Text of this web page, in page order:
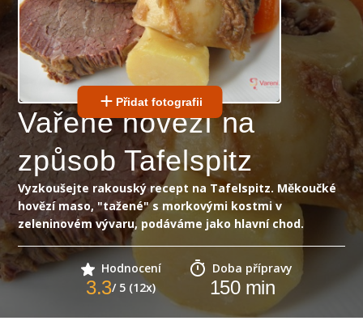
Přidat fotografii
Vařené hovězí na
způsob Tafelspitz
Vyzkoušejte rakouský recept na Tafelspitz. Měkoučké
hovězí maso, "tažené" s morkovými kostmi v
zeleninovém vývaru, podáváme jako hlavní chod.
Hodnocení
3.3/ 5 (12x)
Doba přípravy
150min